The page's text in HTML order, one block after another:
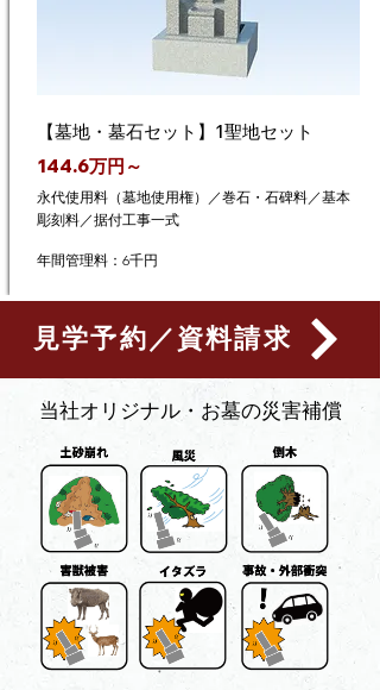
【墓地・墓石セット】1聖地セット
144.6万円～
永代使用料（墓地使用権）／巻石・石碑料／基本
彫刻料／据付工事一式
年間管理料：6千円
見学予約／資料請求
​当社オリジナル・お墓の災害補償